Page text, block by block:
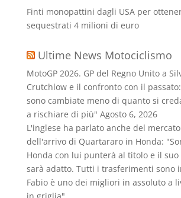
Finti monopattini dagli USA per
sequestrati 4 milioni di euro
Ultime News Motociclismo
MotoGP 2026. GP del Regno Unito a
Crutchlow e il confronto con il
sono cambiate meno di quanto si
a rischiare di più" Agosto 6, 2026
L'inglese ha parlato anche del
dell'arrivo di Quartararo in Honda:
Honda con lui punterà al titolo e il
sarà adatto. Tutti i trasferimenti sono
Fabio è uno dei migliori in assoluto a